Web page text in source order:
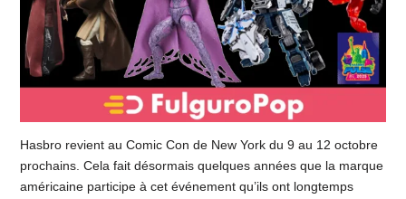
Hasbro revient au Comic Con de New York du 9 au 12 octobre
prochains. Cela fait désormais quelques années que la marque
américaine participe à cet événement qu’ils ont longtemps